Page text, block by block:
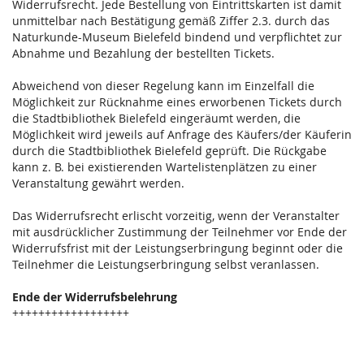
Widerrufsrecht. Jede Bestellung von Eintrittskarten ist damit
unmittelbar nach Bestätigung gemäß Ziffer 2.3. durch das
Naturkunde-Museum Bielefeld bindend und verpflichtet zur
Abnahme und Bezahlung der bestellten Tickets.
Abweichend von dieser Regelung kann im Einzelfall die
Möglichkeit zur Rücknahme eines erworbenen Tickets durch
die Stadtbibliothek Bielefeld eingeräumt werden, die
Möglichkeit wird jeweils auf Anfrage des Käufers/der Käuferin
durch die Stadtbibliothek Bielefeld geprüft. Die Rückgabe
kann z. B. bei existierenden Wartelistenplätzen zu einer
Veranstaltung gewährt werden.
Das Widerrufsrecht erlischt vorzeitig, wenn der Veranstalter
mit ausdrücklicher Zustimmung der Teilnehmer vor Ende der
Widerrufsfrist mit der Leistungserbringung beginnt oder die
Teilnehmer die Leistungserbringung selbst veranlassen.
Ende der Widerrufsbelehrung
++++++++++++++++++